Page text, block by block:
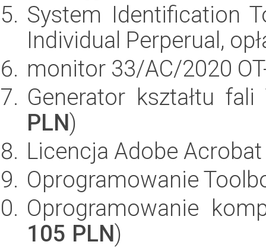
System Identification
Individual Perperual,
monitor 33/AC/2020
Generator kształtu
PLN)
Licencja Adobe
Oprogramowanie
Oprogramowanie
105 PLN)